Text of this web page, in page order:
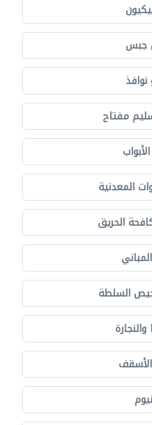
جبس
مفتاح
المعدنية
الحريق
السلطة
والنجارة